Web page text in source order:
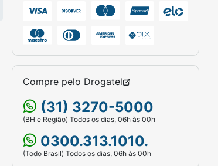
Compre pelo Drogatel
(31) 3270-5000
(BH e Região) Todos os dias, 06h às 00h
0300.313.1010.
(Todo Brasil) Todos os dias, 06h às 00h